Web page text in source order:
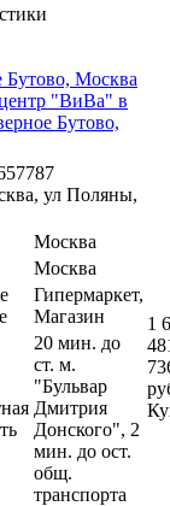
Москва
"ВиВа" в
Бутово,
ул Поляны,
Москва
Москва
Гипермаркет,
Магазин
20 мин. до
ст. м.
"Бульвар
Дмитрия
Донского", 2
мин. до ост.
общ.
транспорта
1